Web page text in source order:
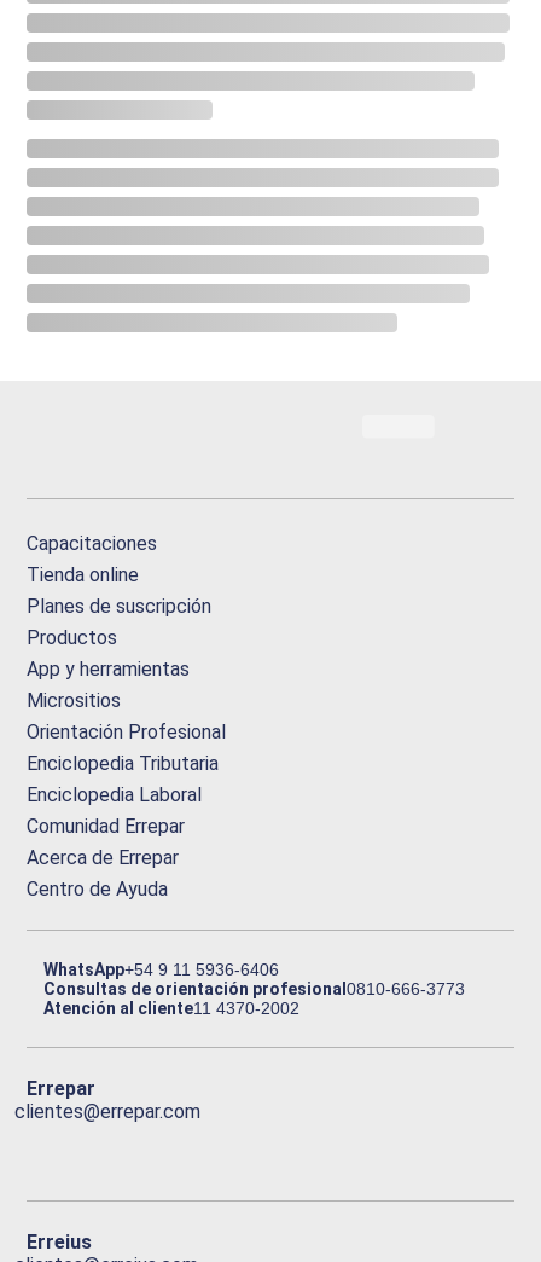
Capacitaciones
Tienda online
Planes de suscripción
Productos
App y herramientas
Micrositios
Orientación Profesional
Enciclopedia Tributaria
Enciclopedia Laboral
Comunidad Errepar
Acerca de Errepar
Centro de Ayuda
WhatsApp+54 9 11 5936-6406
Consultas de orientación profesional0810-666-3773
Atención al cliente11 4370-2002
Errepar
clientes@errepar.com
Erreius